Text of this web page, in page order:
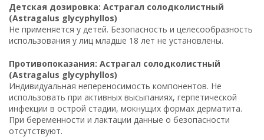
Детская дозировка: Астрагал солодколистный
(Astragalus glycyphyllos)
Не применяется у детей. Безопасность и целесообразность
использования у лиц младше 18 лет не установлены.
Противопоказания: Астрагал солодколистный
(Astragalus glycyphyllos)
Индивидуальная непереносимость компонентов. Не
использовать при активных высыпаниях, герпетической
инфекции в острой стадии, мокнущих формах дерматита.
При беременности и лактации данные о безопасности
отсутствуют.